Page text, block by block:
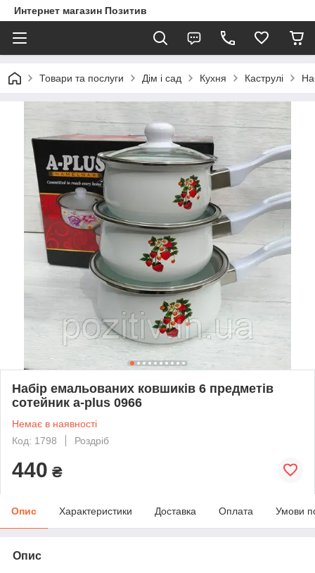
Интернет магазин Позитив
Товари та послуги Дім і сад Кухня Каструлі
Набір емальованих ковшиків 6 предметів
сотейник a-plus 0966
Немає в наявності
Код: 1798
Роздріб
440 ₴
Опис Характеристики Доставка Оплата Умови
Опис